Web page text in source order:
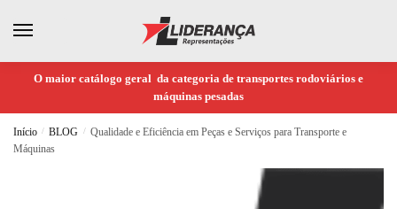
O maior catálogo geral da categoria de transportes rodoviários e
máquinas pesadas
Início / BLOG / Qualidade e Eficiência em Peças e Serviços para Transporte e
Máquinas